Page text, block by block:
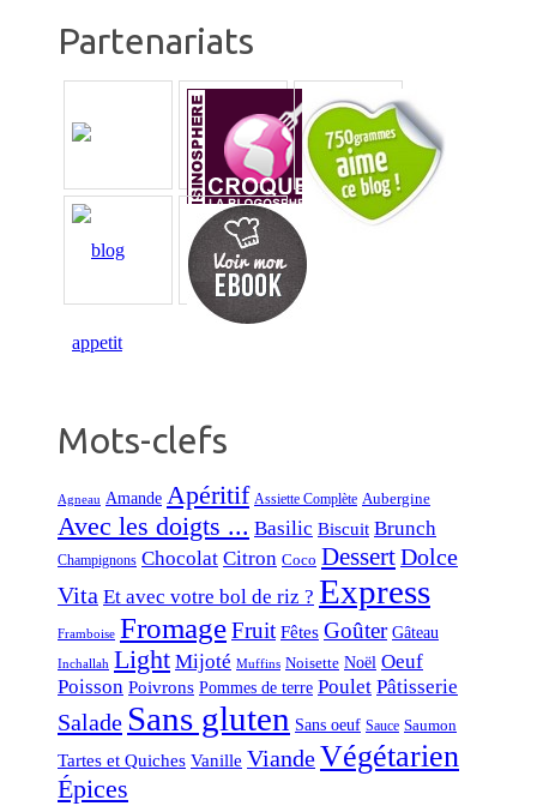
Partenariats
Mots-clefs
Agneau Amande Apéritif Assiette Complète Aubergine
Avec les doigts ... Basilic Biscuit Brunch
Champignons Chocolat Citron Coco DessertDolce
Vita Et avec votre bol de riz ? Express
Framboise FromageFruit Fêtes Goûter Gâteau
Inchallah Light Mijoté Muffins Noisette Noël Oeuf
Poisson Poivrons Pommes de terre Poulet Pâtisserie
Salade Sans gluten Sans oeuf Sauce Saumon
Tartes et Quiches Vanille ViandeVégétarien
Épices